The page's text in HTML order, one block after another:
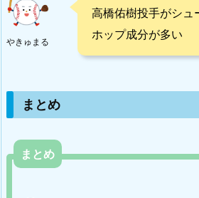
やきゅまる
高橋佑樹投手がシュ
ホップ成分が多い
まとめ
まとめ